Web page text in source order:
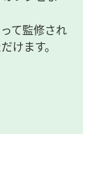
て監修され
けます。